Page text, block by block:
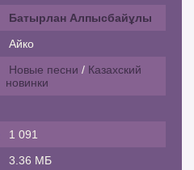
Батырлан Алпысбайұлы
Айко
Новые песни / Казахский
новинки
1 091
3.36 МБ